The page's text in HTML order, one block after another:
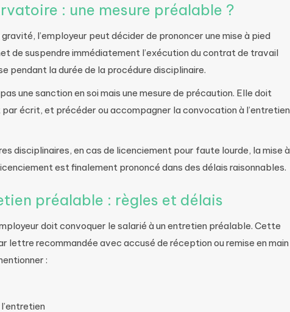
: une mesure préalable ?
l’employeur peut décider de prononcer une mise à pied
de suspendre immédiatement l’exécution du contrat de travail
pendant la durée de la procédure disciplinaire.
une sanction en soi mais une mesure de précaution. Elle doit
écrit, et précéder ou accompagner la convocation à l’entretien
disciplinaires, en cas de licenciement pour faute lourde, la mise à
est finalement prononcé dans des délais raisonnables.
préalable : règles et délais
doit convoquer le salarié à un entretien préalable. Cette
recommandée avec accusé de réception ou remise en main
: